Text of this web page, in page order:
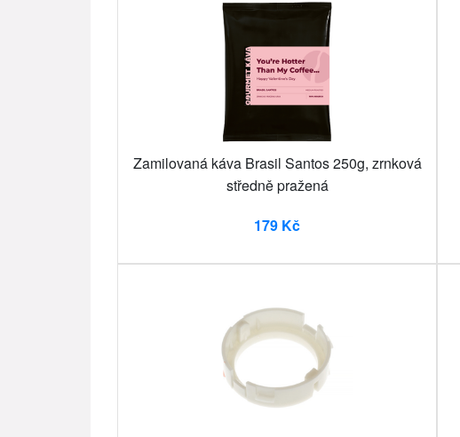
Zamilovaná káva Brasil Santos 250g, zrnková
středně pražená
179 Kč